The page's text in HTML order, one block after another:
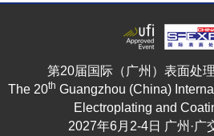
第20届国际（广州）表面处
The 20th Guangzhou (China)
Electroplating and
2027年6月2-4日 广州·广